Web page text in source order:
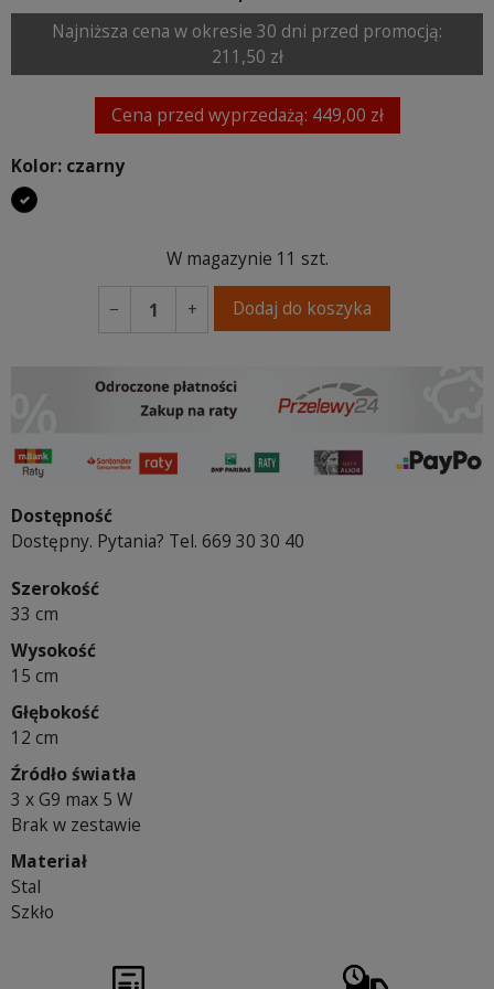
Najniższa cena w okresie 30 dni przed promocją:
211,50 zł
Cena przed wyprzedażą: 449,00 zł
Kolor: czarny
czarny
W magazynie 11 szt.
− + Dodaj do koszyka
Dostępność
Dostępny. Pytania? Tel. 669 30 30 40
Szerokość
33 cm
Wysokość
15 cm
Głębokość
12 cm
Źródło światła
3 x G9 max 5 W
Brak w zestawie
Materiał
Stal
Szkło